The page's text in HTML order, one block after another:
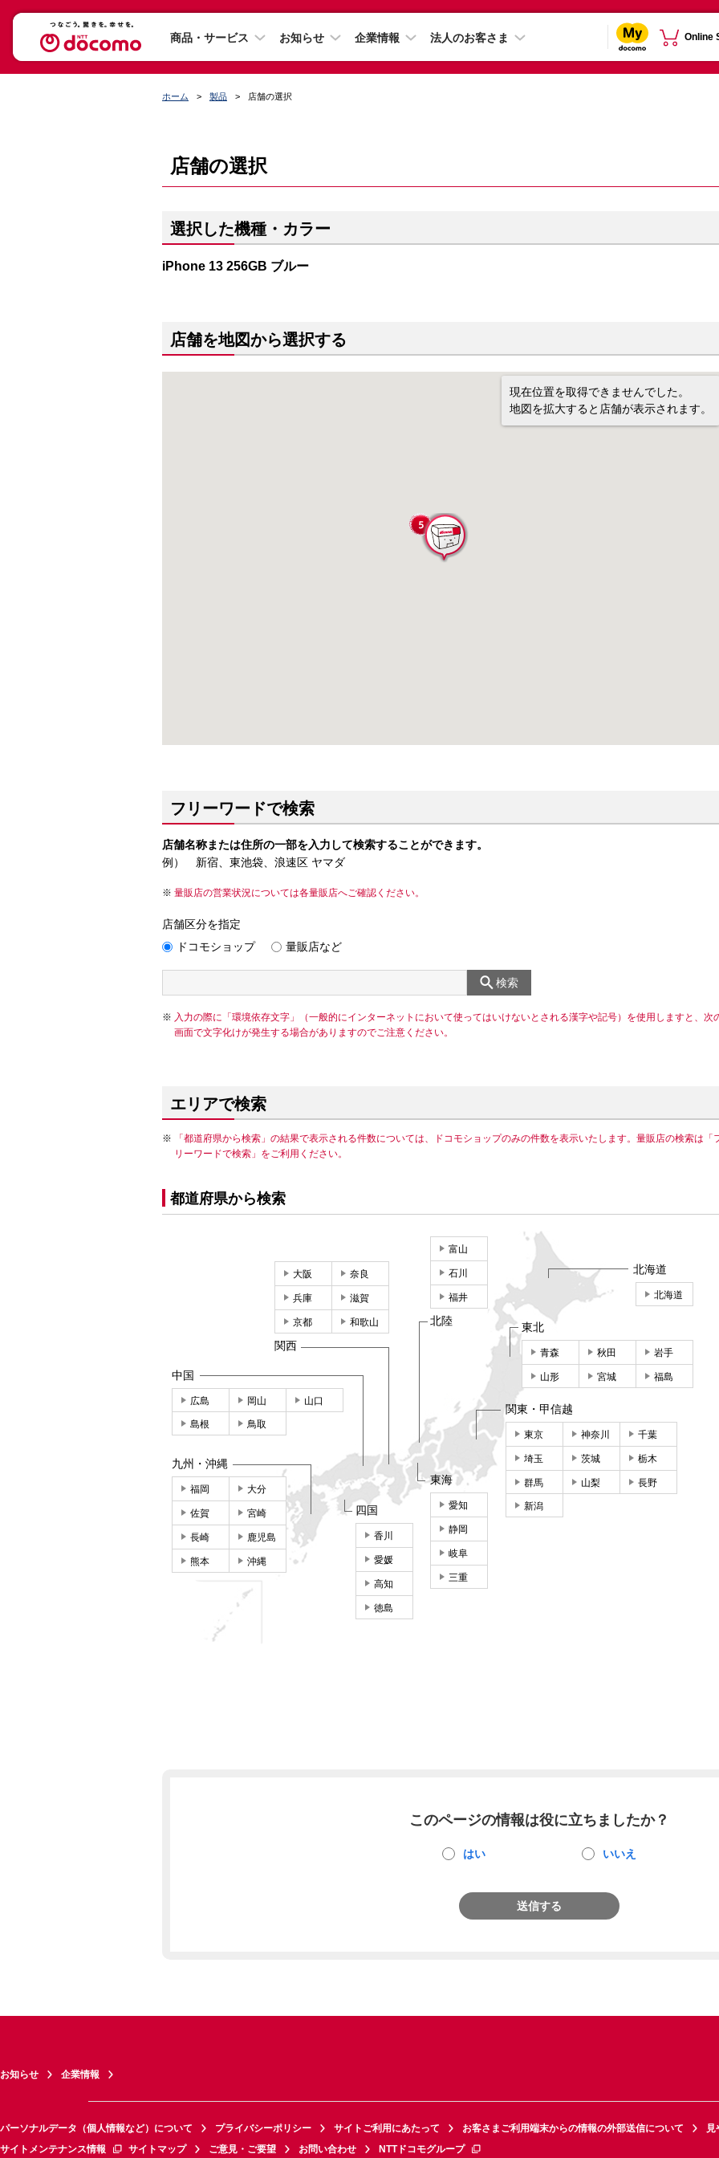
商品・サービス お知らせ 企業情報 法人のお客さま Online
ホーム 製品 店舗の選択
店舗の選択
選択した機種・カラー
iPhone 13 256GB ブルー
店舗を地図から選択する
現在位置を取得できませんでした。
地図を拡大すると店舗が表示されます。
フリーワードで検索
店舗名称または住所の一部を入力して検索することができます。
例） 新宿、東池袋、浪速区 ヤマダ
量販店の営業状況については各量販店へご確認ください。
店舗区分を指定
ドコモショップ
量販店など
検索
入力の際に「環境依存文字」（一般的にインターネットにおいて使ってはいけないとされる漢字や記号）を使用しますと、次
画面で文字化けが発生する場合がありますのでご注意ください。
エリアで検索
「都道府県から検索」の結果で表示される件数については、ドコモショップのみの件数を表示いたします。量販店の検索は「
リーワードで検索」をご利用ください。
都道府県から検索
北海道
北海道
東北
青森 秋田 岩手
山形 宮城 福島
関東・甲信越
東京 神奈川 千葉
埼玉 茨城 栃木
群馬 山梨 長野
新潟
東海
愛知
静岡
岐阜
三重
富山
石川
福井
北陸
大阪 奈良
兵庫 滋賀
京都 和歌山
関西
中国
広島 岡山 山口
島根 鳥取
四国
香川
愛媛
高知
徳島
九州・沖縄
福岡 大分
佐賀 宮崎
長崎 鹿児島
熊本 沖縄
このページの情報は役に立ちましたか？
はい いいえ
送信する
お知らせ 企業情報
パーソナルデータ（個人情報など）について プライバシーポリシー サイトご利用にあたって お客さまご利用端末からの情報の外部送信について
見
サイトメンテナンス情報
サイトマップ ご意見・ご要望 お問い合わせ NTTドコモグループ